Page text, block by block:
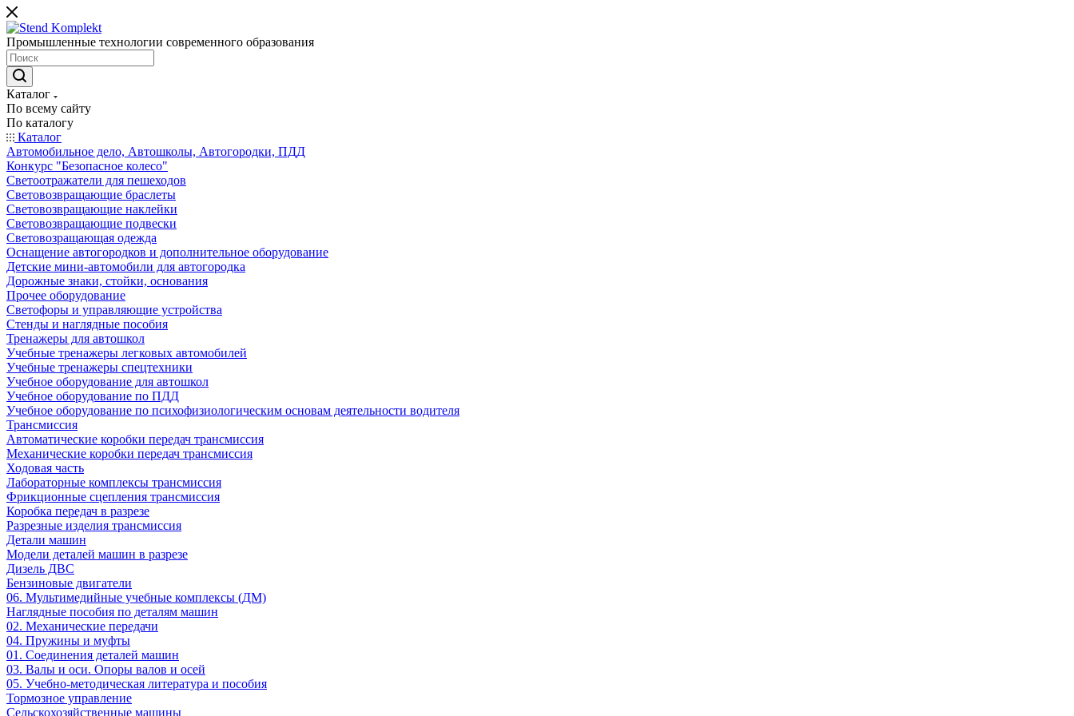
Промышленные технологии современного образования
Каталог
По всему сайту
По каталогу
Каталог
Автомобильное дело, Автошколы, Автогородки, ПДД
Конкурс "Безопасное колесо"
Светоотражатели для пешеходов
Световозвращающие браслеты
Световозвращающие наклейки
Световозвращающие подвески
Световозращающая одежда
Оснащение автогородков и дополнительное оборудование
Детские мини-автомобили для автогородка
Дорожные знаки, стойки, основания
Прочее оборудование
Светофоры и управляющие устройства
Стенды и наглядные пособия
Тренажеры для автошкол
Учебные тренажеры легковых автомобилей
Учебные тренажеры спецтехники
Учебное оборудование для автошкол
Учебное оборудование по ПДД
Учебное оборудование по психофизиологическим основам деятельности водителя
Трансмиссия
Автоматические коробки передач трансмиссия
Механические коробки передач трансмиссия
Ходовая часть
Лабораторные комплексы трансмиссия
Фрикционные сцепления трансмиссия
Коробка передач в разрезе
Разрезные изделия трансмиссия
Детали машин
Модели деталей машин в разрезе
Дизель ДВС
Бензиновые двигатели
06. Мультимедийные учебные комплексы (ДМ)
Наглядные пособия по деталям машин
02. Механические передачи
04. Пружины и муфты
01. Соединения деталей машин
03. Валы и оси. Опоры валов и осей
05. Учебно-методическая литература и пособия
Тормозное управление
Сельскохозяйственные машины